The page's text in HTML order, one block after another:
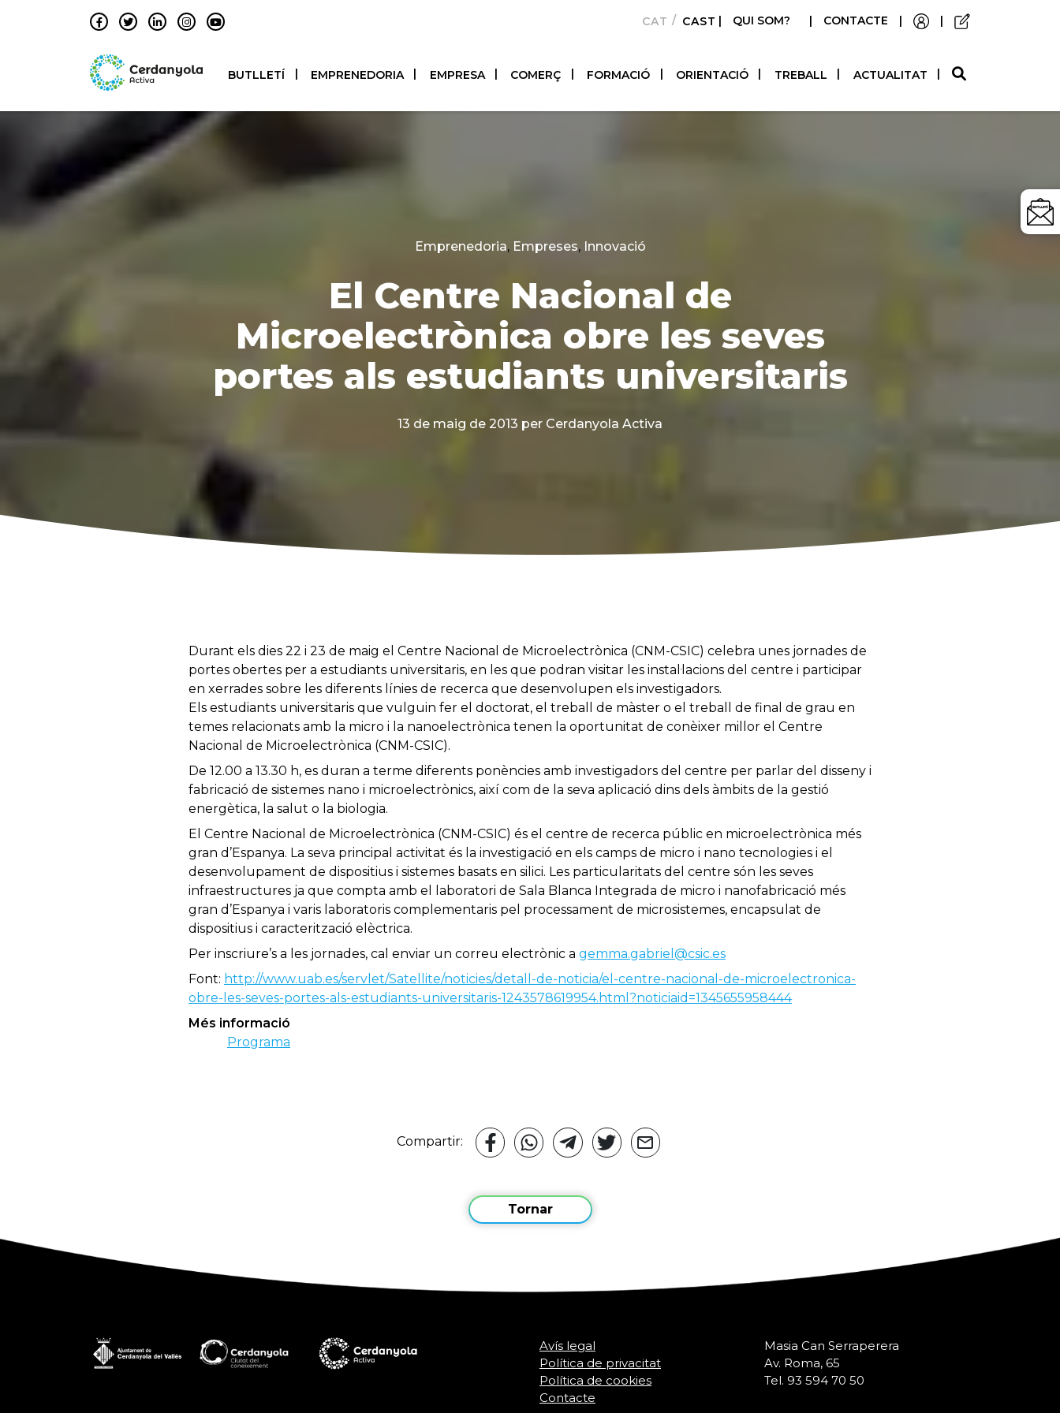
CATALÀCASTELLANO
| QUI SOM? | CONTACTE | |
BUTLLETÍ EMPRENEDORIA EMPRESA COMERÇ FORMACIÓ ORIENTACIÓ TREBALL ACTUALITAT
Categories
Emprenedoria, Empreses, Innovació
El Centre Nacional de
Microelectrònica obre les seves
portes als estudiants universitaris
13 de maig de 2013 per Cerdanyola Activa
Durant els dies 22 i 23 de maig el Centre Nacional de Microelectrònica (CNM-CSIC) celebra unes jornades de
portes obertes per a estudiants universitaris, en les que podran visitar les instal·lacions del centre i participar
en xerrades sobre les diferents línies de recerca que desenvolupen els investigadors.
Els estudiants universitaris que vulguin fer el doctorat, el treball de màster o el treball de final de grau en
temes relacionats amb la micro i la nanoelectrònica tenen la oportunitat de conèixer millor el Centre
Nacional de Microelectrònica (CNM-CSIC).
De 12.00 a 13.30 h, es duran a terme diferents ponències amb investigadors del centre per parlar del disseny i
fabricació de sistemes nano i microelectrònics, així com de la seva aplicació dins dels àmbits de la gestió
energètica, la salut o la biologia.
El Centre Nacional de Microelectrònica (CNM-CSIC) és el centre de recerca públic en microelectrònica més
gran d’Espanya. La seva principal activitat és la investigació en els camps de micro i nano tecnologies i el
desenvolupament de dispositius i sistemes basats en silici. Les particularitats del centre són les seves
infraestructures ja que compta amb el laboratori de Sala Blanca Integrada de micro i nanofabricació més
gran d’Espanya i varis laboratoris complementaris pel processament de microsistemes, encapsulat de
dispositius i caracterització elèctrica.
Per inscriure’s a les jornades, cal enviar un correu electrònic a gemma.gabriel@csic.es
Font: http://www.uab.es/servlet/Satellite/noticies/detall-de-noticia/el-centre-nacional-de-microelectronica-
obre-les-seves-portes-als-estudiants-universitaris-1243578619954.html?noticiaid=1345655958444
Més informació
Programa
Compartir:
Tornar
Avís legal
Política de privacitat
Política de cookies
Contacte
Masia Can Serraperera
Av. Roma, 65
Tel. 93 594 70 50